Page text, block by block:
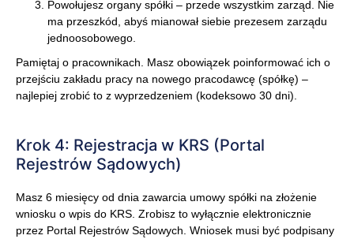
Powołujesz organy spółki – przede wszystkim zarząd. Nie
ma przeszkód, abyś mianował siebie prezesem zarządu
jednoosobowego.
Pamiętaj o pracownikach. Masz obowiązek poinformować ich o
przejściu zakładu pracy na nowego pracodawcę (spółkę) –
najlepiej zrobić to z wyprzedzeniem (kodeksowo 30 dni).
Krok 4: Rejestracja w KRS (Portal
Rejestrów Sądowych)
Masz 6 miesięcy od dnia zawarcia umowy spółki na złożenie
wniosku o wpis do KRS. Zrobisz to wyłącznie elektronicznie
przez Portal Rejestrów Sądowych. Wniosek musi być podpisany